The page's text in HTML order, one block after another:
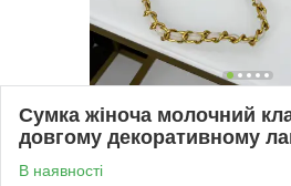
Сумка жіноча молочний
довгому декоративному
В наявності